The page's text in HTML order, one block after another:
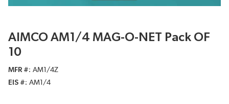
AIMCO AM1/4 MAG-O-NET Pack OF
10
MFR #
AM1/4Z
EIS #
AM1/4